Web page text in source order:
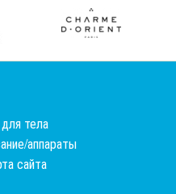
тела
аппараты
сайта